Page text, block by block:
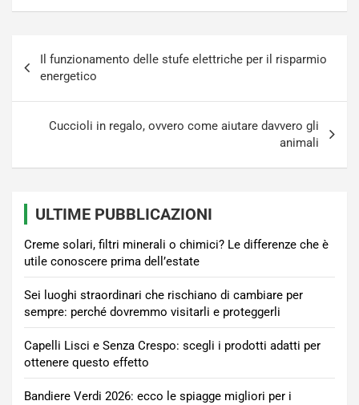
articoli
Il funzionamento delle stufe elettriche per il risparmio
energetico
Cuccioli in regalo, ovvero come aiutare davvero gli
animali
ULTIME PUBBLICAZIONI
Creme solari, filtri minerali o chimici? Le differenze che è
utile conoscere prima dell’estate
Sei luoghi straordinari che rischiano di cambiare per
sempre: perché dovremmo visitarli e proteggerli
Capelli Lisci e Senza Crespo: scegli i prodotti adatti per
ottenere questo effetto
Bandiere Verdi 2026: ecco le spiagge migliori per i